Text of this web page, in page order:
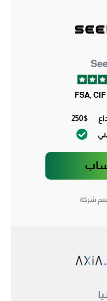
FSA, CIF
250$